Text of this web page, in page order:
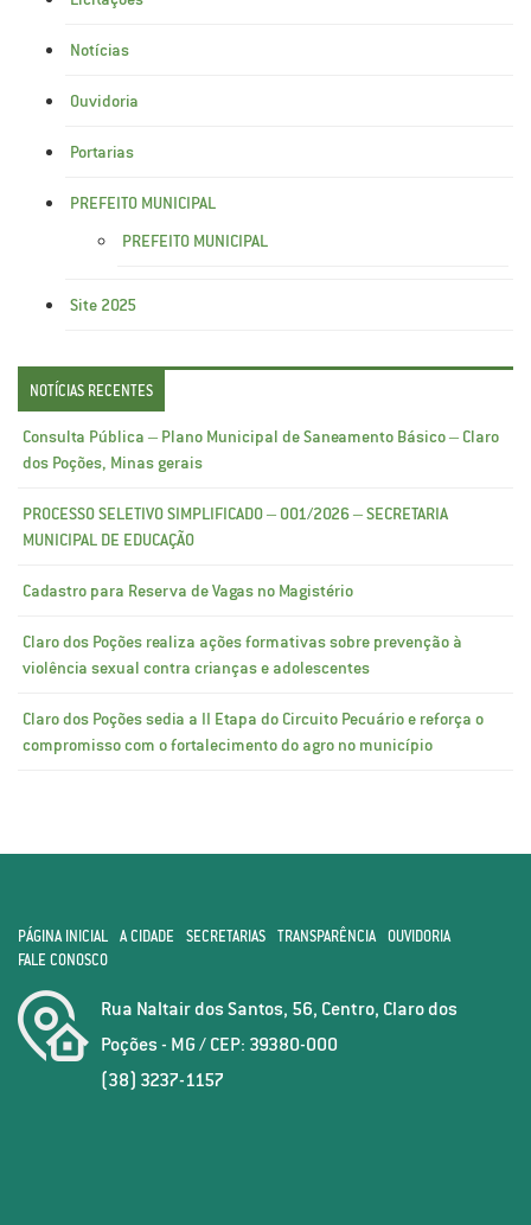
Notícias
Ouvidoria
Portarias
PREFEITO MUNICIPAL
PREFEITO MUNICIPAL
Site 2025
NOTÍCIAS RECENTES
Consulta Pública – Plano Municipal de Saneamento Básico – Claro
dos Poções, Minas gerais
PROCESSO SELETIVO SIMPLIFICADO – 001/2026 – SECRETARIA
MUNICIPAL DE EDUCAÇÃO
Cadastro para Reserva de Vagas no Magistério
Claro dos Poções realiza ações formativas sobre prevenção à
violência sexual contra crianças e adolescentes
Claro dos Poções sedia a II Etapa do Circuito Pecuário e reforça o
compromisso com o fortalecimento do agro no município
PÁGINA INICIAL A CIDADE SECRETARIAS TRANSPARÊNCIA
OUVIDORIA
FALE CONOSCO
Rua Naltair dos Santos, 56, Centro, Claro dos
Poções - MG / CEP: 39380-000
(38) 3237-1157